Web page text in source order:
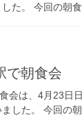
た。 今回の朝
で朝食会
会は、4月23日
した。 今回の